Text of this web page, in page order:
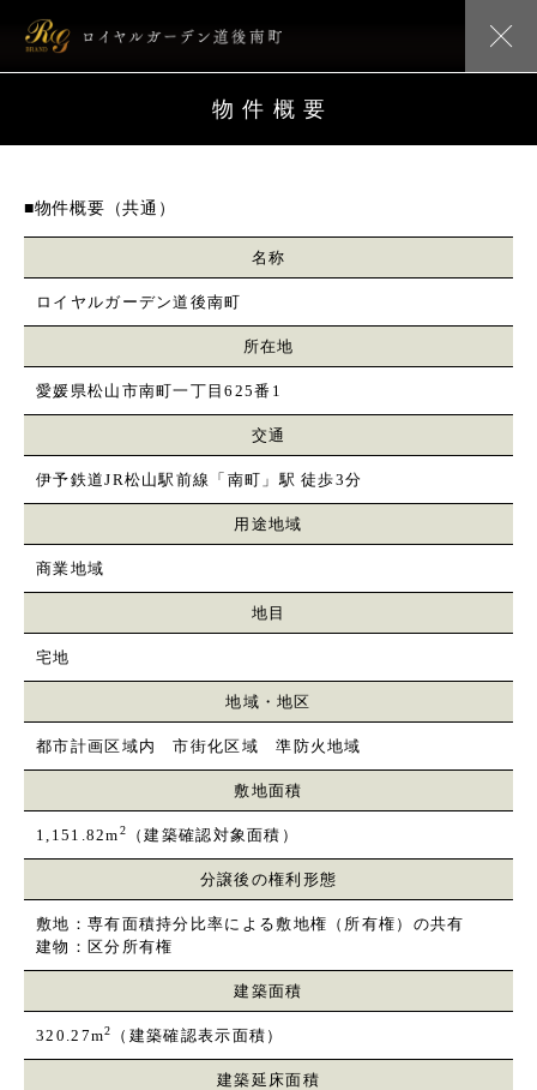
物件概要
■物件概要（共通）
名称
ロイヤルガーデン道後南町
所在地
愛媛県松山市南町一丁目625番1
交通
伊予鉄道JR松山駅前線「南町」駅 徒歩3分
用途地域
商業地域
地目
宅地
地域・地区
都市計画区域内 市街化区域 準防火地域
敷地面積
1,151.82m2 （建築確認対象面積）
分譲後の権利形態
敷地：専有面積持分比率による敷地権（所有権）の共有
建物：区分所有権
建築面積
320.27m2 （建築確認表示面積）
建築延床面積